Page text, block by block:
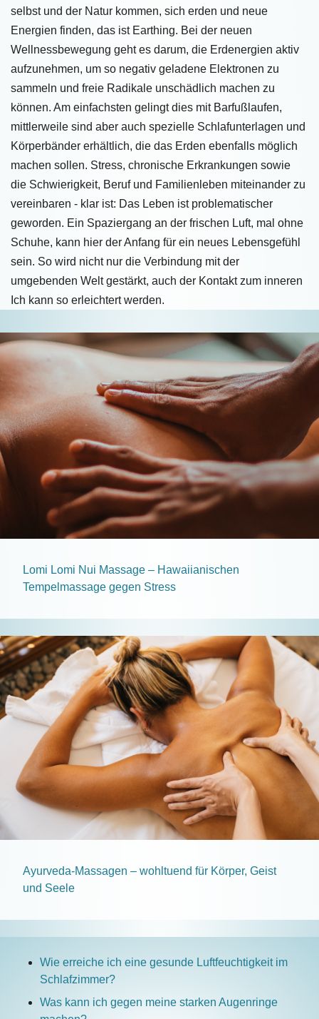
selbst und der Natur kommen, sich erden und neue
Energien finden, das ist Earthing. Bei der neuen
Wellnessbewegung geht es darum, die Erdenergien aktiv
aufzunehmen, um so negativ geladene Elektronen zu
sammeln und freie Radikale unschädlich machen zu
können. Am einfachsten gelingt dies mit Barfußlaufen,
mittlerweile sind aber auch spezielle Schlafunterlagen und
Körperbänder erhältlich, die das Erden ebenfalls möglich
machen sollen. Stress, chronische Erkrankungen sowie
die Schwierigkeit, Beruf und Familienleben miteinander zu
vereinbaren - klar ist: Das Leben ist problematischer
geworden. Ein Spaziergang an der frischen Luft, mal ohne
Schuhe, kann hier der Anfang für ein neues Lebensgefühl
sein. So wird nicht nur die Verbindung mit der
umgebenden Welt gestärkt, auch der Kontakt zum inneren
Ich kann so erleichtert werden.
Lomi Lomi Nui Massage – Hawaiianischen
Tempelmassage gegen Stress
Ayurveda-Massagen – wohltuend für Körper, Geist
und Seele
Wie erreiche ich eine gesunde Luftfeuchtigkeit im
Schlafzimmer?
Was kann ich gegen meine starken Augenringe